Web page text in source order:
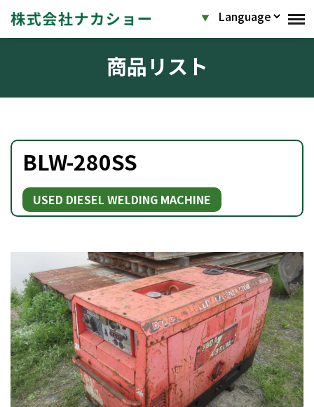
商品リスト
BLW-280SS
USED DIESEL WELDING MACHINE